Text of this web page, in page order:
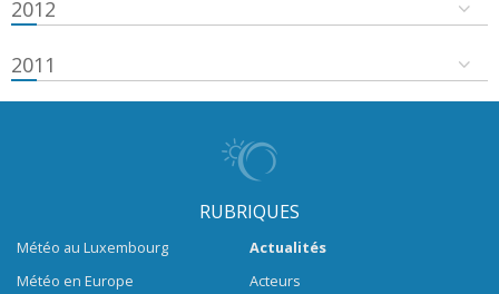
2012
2011
RUBRIQUES
Météo au Luxembourg
Météo en Europe
Actualités
Acteurs